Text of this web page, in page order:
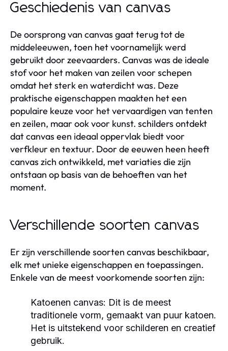
Geschiedenis van canvas
De oorsprong van canvas gaat terug tot de
middeleeuwen, toen het voornamelijk werd
gebruikt door zeevaarders. Canvas was de ideale
stof voor het maken van zeilen voor schepen
omdat het sterk en waterdicht was. Deze
praktische eigenschappen maakten het een
populaire keuze voor het vervaardigen van tenten
en zeilen, maar ook voor kunst. schilders ontdekt
dat canvas een ideaal oppervlak biedt voor
verfkleur en textuur. Door de eeuwen heen heeft
canvas zich ontwikkeld, met variaties die zijn
ontstaan op basis van de behoeften van het
moment.
Verschillende soorten canvas
Er zijn verschillende soorten canvas beschikbaar,
elk met unieke eigenschappen en toepassingen.
Enkele van de meest voorkomende soorten zijn:
Katoenen canvas: Dit is de meest
traditionele vorm, gemaakt van puur katoen.
Het is uitstekend voor schilderen en creatief
gebruik.